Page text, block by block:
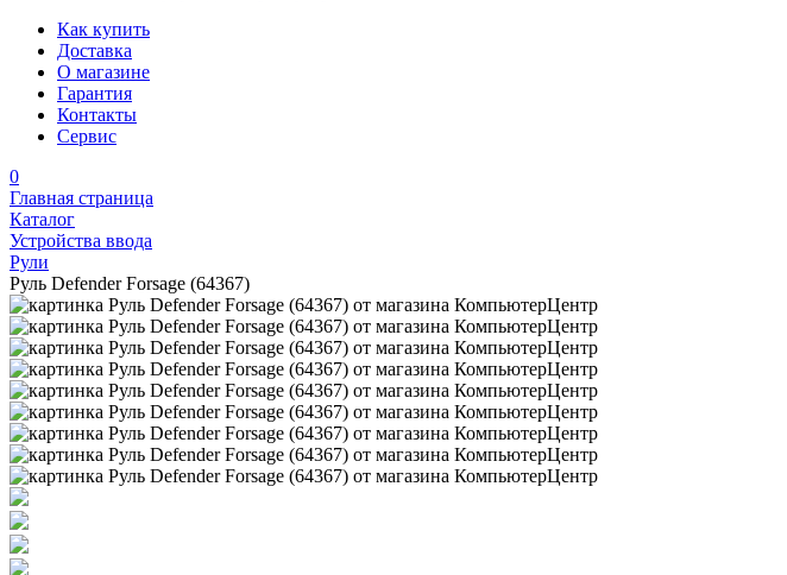
Как купить
Доставка
О магазине
Гарантия
Контакты
Сервис
0
Главная страница
Каталог
Устройства ввода
Рули
Руль Defender Forsage (64367)